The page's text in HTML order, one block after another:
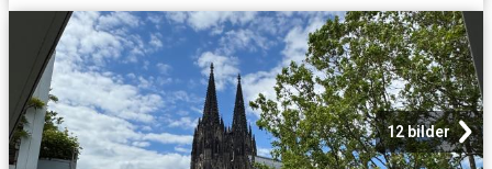
12 bilder